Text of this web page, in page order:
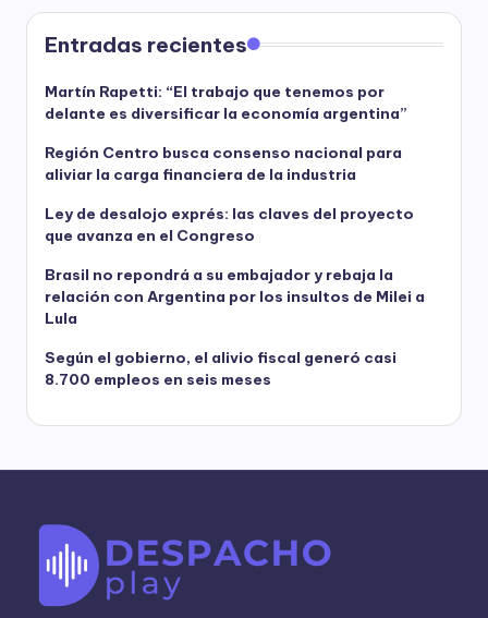
Entradas recientes
Martín Rapetti: “El trabajo que tenemos por
delante es diversificar la economía argentina”
Región Centro busca consenso nacional para
aliviar la carga financiera de la industria
Ley de desalojo exprés: las claves del proyecto
que avanza en el Congreso
Brasil no repondrá a su embajador y rebaja la
relación con Argentina por los insultos de Milei a
Lula
Según el gobierno, el alivio fiscal generó casi
8.700 empleos en seis meses